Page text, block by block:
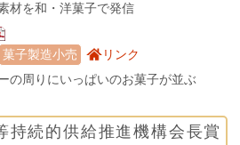
材を和・洋菓子で発信
菓子製造小売
リンク
の周りにいっぱいのお菓子が並ぶ
持続的供給推進機構会長賞